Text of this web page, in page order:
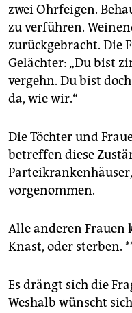
zwei Ohrfeigen.
zu verführen.
zurückgebracht. Die
Gelächter: „Du bist
vergehn. Du bist
da, wie wir.“
Die Töchter und
betreffen diese
vorgenommen.
Alle anderen Frauen
Knast, oder sterben.
Es drängt sich die
Weshalb wünscht